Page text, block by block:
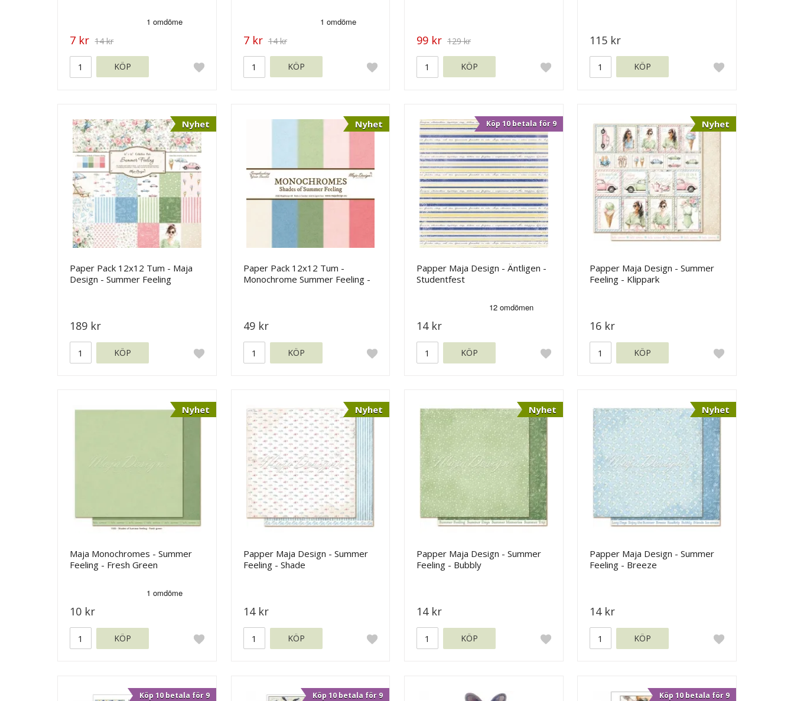
7 kr 14 kr
KÖP
7 kr 14 kr
KÖP
99 kr 129 kr
KÖP
115 kr
KÖP
Nyhet
Paper Pack 12x12 Tum - Maja
Design - Summer Feeling
189 kr
KÖP
Nyhet
Paper Pack 12x12 Tum -
Monochrome Summer Feeling -
49 kr
KÖP
Köp 10 betala för 9
Papper Maja Design - Äntligen -
Studentfest
14 kr
KÖP
Nyhet
Papper Maja Design - Summer
Feeling - Klippark
16 kr
KÖP
Nyhet
Maja Monochromes - Summer
Feeling - Fresh Green
10 kr
KÖP
Nyhet
Papper Maja Design - Summer
Feeling - Shade
14 kr
KÖP
Nyhet
Papper Maja Design - Summer
Feeling - Bubbly
14 kr
KÖP
Nyhet
Papper Maja Design - Summer
Feeling - Breeze
14 kr
KÖP
Köp 10 betala för 9 Köp 10 betala för 9 Köp 10 betala för 9